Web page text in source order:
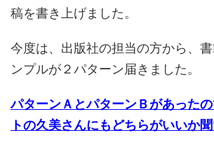
稿を書き上げました。
今度は、出版社の担当の方から、
ンプルが２パターン届きました。
パターンＡとパターンＢがあった
トの久美さんにもどちらがいいか聞